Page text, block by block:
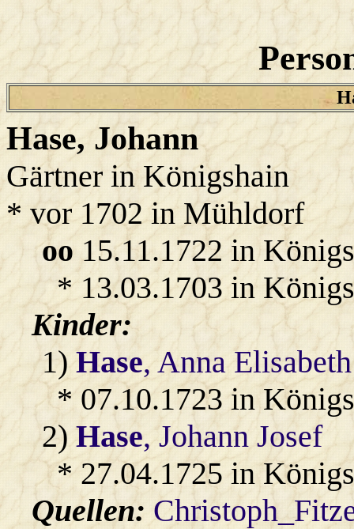
Hase, Johann
Gärtner in Königshain
* vor 1702 in Mühldorf
oo 15.11.1722 in
* 13.03.1703 in
Kinder:
1)Hase, Anna Elisabeth
* 07.10.1723 in
2)Hase, Johann Josef
* 27.04.1725 in
Quellen: